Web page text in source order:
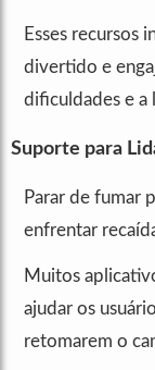
Esses recursos
divertido e
dificuldades e a
Suporte para
Parar de fumar
enfrentar
Muitos
ajudar os
retomarem o